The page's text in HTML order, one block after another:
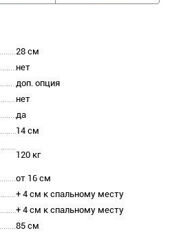
28 см
нет
доп. опция
нет
да
14 см
120 кг
от 16 см
+ 4 см к спальному месту
+ 4 см к спальному месту
85 см